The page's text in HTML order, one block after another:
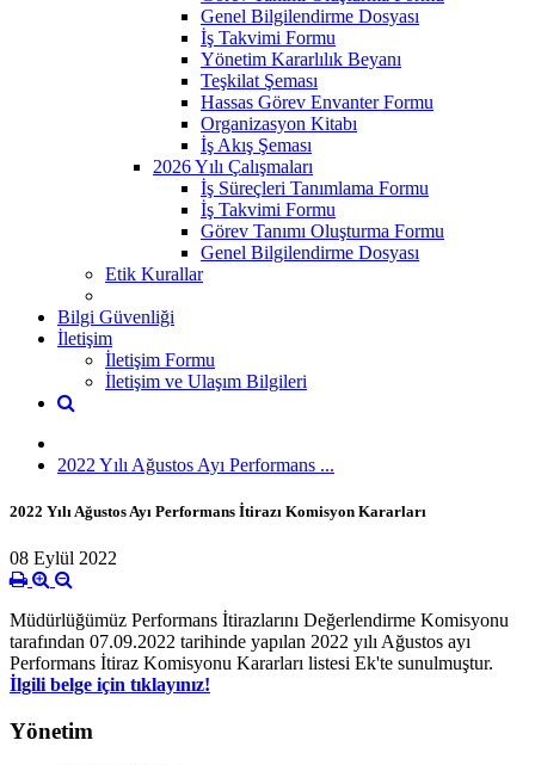
Genel Bilgilendirme Dosyası
İş Takvimi Formu
Yönetim Kararlılık Beyanı
Teşkilat Şeması
Hassas Görev Envanter Formu
Organizasyon Kitabı
İş Akış Şeması
2026 Yılı Çalışmaları
İş Süreçleri Tanımlama Formu
İş Takvimi Formu
Görev Tanımı Oluşturma Formu
Genel Bilgilendirme Dosyası
Etik Kurallar
Bilgi Güvenliği
İletişim
İletişim Formu
İletişim ve Ulaşım Bilgileri
2022 Yılı Ağustos Ayı Performans ...
2022 Yılı Ağustos Ayı Performans İtirazı Komisyon Kararları
08 Eylül 2022
Müdürlüğümüz Performans İtirazlarını Değerlendirme Komisyonu
tarafından 07.09.2022 tarihinde yapılan 2022 yılı Ağustos ayı
Performans İtiraz Komisyonu Kararları listesi Ek'te sunulmuştur.
İlgili belge için tıklayınız!
Yönetim